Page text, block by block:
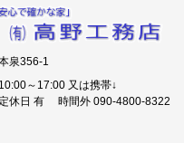
泉356-1
10:00～17:00 又は携帯↓
定休日 有 時間外 090-4800-8322